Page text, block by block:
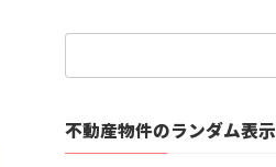
検
不動産物件のランダム表示